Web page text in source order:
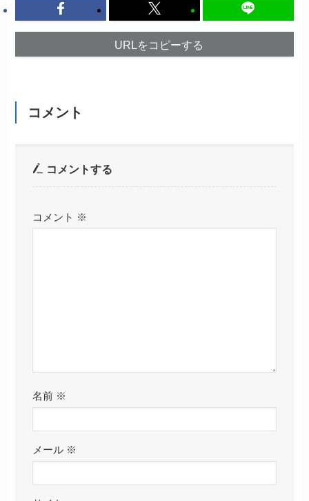
URLをコピーする
コメント
コメントする
コメント ※
名前 ※
メール ※